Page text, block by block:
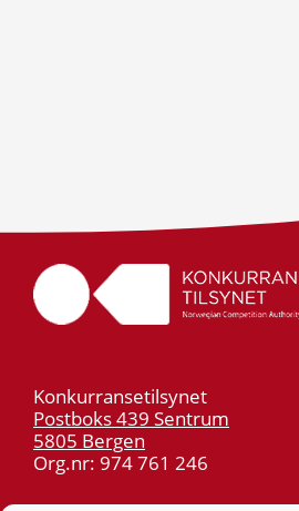
Konkurransetilsynet
Postboks 439 Sentrum
5805 Bergen
Org.nr: 974 761 246